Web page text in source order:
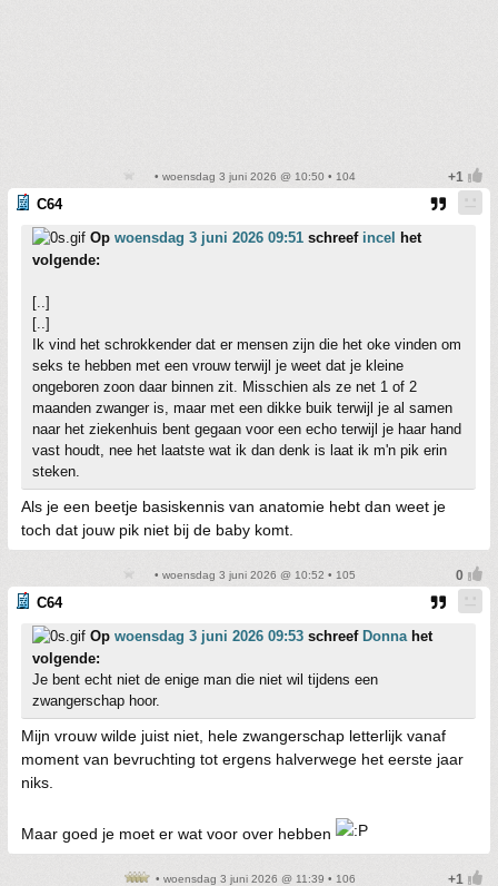
• woensdag 3 juni 2026 @ 10:50 • 104
C64
Op woensdag 3 juni 2026 09:51 schreef incel
het
volgende:
[..]
[..]
Ik vind het schrokkender dat er mensen zijn die het oke vinden om
seks te hebben met een vrouw terwijl je weet dat je kleine
ongeboren zoon daar binnen zit. Misschien als ze net 1 of 2
maanden zwanger is, maar met een dikke buik terwijl je al samen
naar het ziekenhuis bent gegaan voor een echo terwijl je haar hand
vast houdt, nee het laatste wat ik dan denk is laat ik m'n pik erin
steken.
Als je een beetje basiskennis van anatomie hebt dan weet je
toch dat jouw pik niet bij de baby komt.
• woensdag 3 juni 2026 @ 10:52 • 105
C64
Op woensdag 3 juni 2026 09:53 schreef Donnahet
volgende:
Je bent echt niet de enige man die niet wil tijdens een
zwangerschap hoor.
Mijn vrouw wilde juist niet, hele zwangerschap letterlijk vanaf
moment van bevruchting tot ergens halverwege het eerste jaar
niks.
Maar goed je moet er wat voor over hebben
• woensdag 3 juni 2026 @ 11:39 • 106